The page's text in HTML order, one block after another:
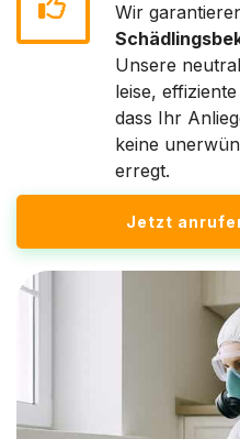
Wir
Unsere
leise,
dass Ihr
keine
erregt.
Jetzt